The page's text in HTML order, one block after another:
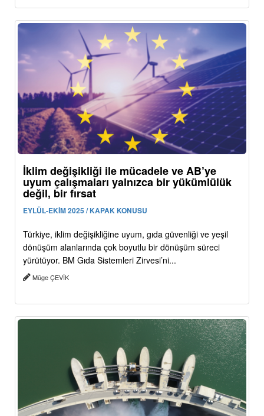
İklim değişikliği ile mücadele ve AB’ye
uyum çalışmaları yalnızca bir yükümlülük
değil, bir fırsat
EYLÜL-EKİM 2025 / KAPAK KONUSU
Türkiye, iklim değişikliğine uyum, gıda güvenliği ve yeşil
dönüşüm alanlarında çok boyutlu bir dönüşüm süreci
yürütüyor. BM Gıda Sistemleri Zirvesi’ni...
Müge ÇEVİK